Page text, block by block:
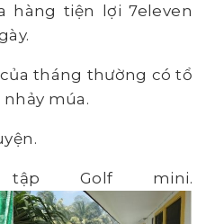
hàng tiện lợi 7eleven
tháng thường có tổ
múa.
Golf mini.